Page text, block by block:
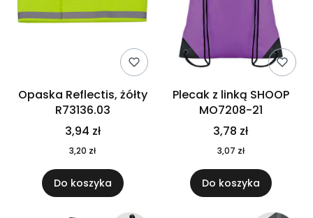
Opaska Reflectis, żółty
R73136.03
3,94 zł
3,20 zł
Do koszyka
Plecak z linką SHOOP
MO7208-21
3,78 zł
3,07 zł
Do koszyka